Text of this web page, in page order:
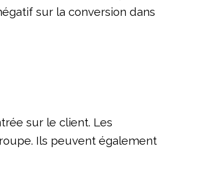
sur la conversion dans
sur le client. Les
Ils peuvent également